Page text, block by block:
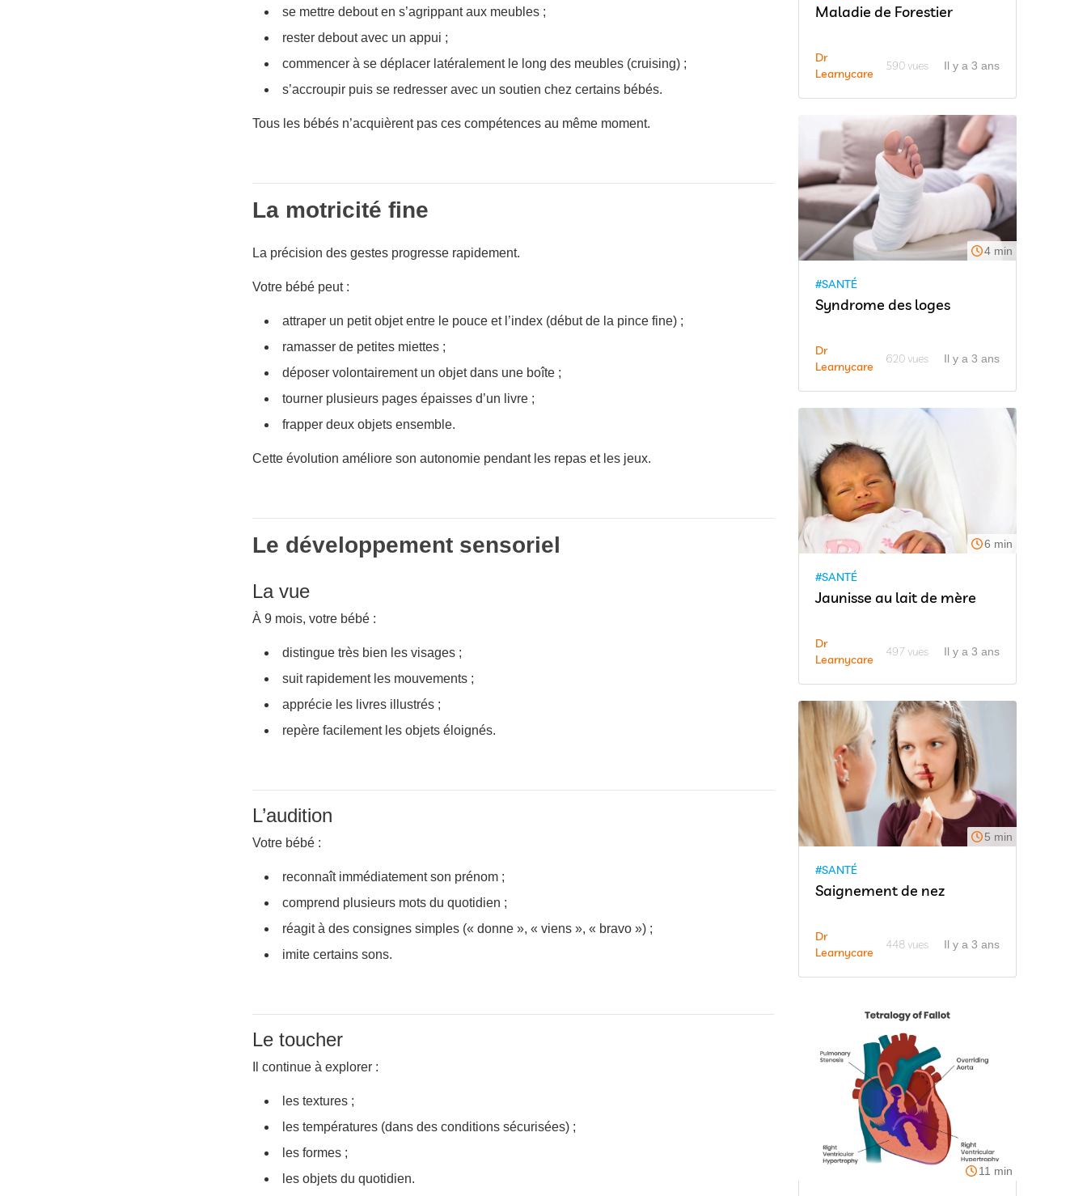
se mettre debout en s’agrippant aux meubles ;
rester debout avec un appui ;
commencer à se déplacer latéralement le long des meubles (cruising) ;
s’accroupir puis se redresser avec un soutien chez certains bébés.
Tous les bébés n’acquièrent pas ces compétences au même moment.
La motricité fine
La précision des gestes progresse rapidement.
Votre bébé peut :
attraper un petit objet entre le pouce et l’index (début de la pince fine) ;
ramasser de petites miettes ;
déposer volontairement un objet dans une boîte ;
tourner plusieurs pages épaisses d’un livre ;
frapper deux objets ensemble.
Cette évolution améliore son autonomie pendant les repas et les jeux.
Le développement sensoriel
La vue
À 9 mois, votre bébé :
distingue très bien les visages ;
suit rapidement les mouvements ;
apprécie les livres illustrés ;
repère facilement les objets éloignés.
L’audition
Votre bébé :
reconnaît immédiatement son prénom ;
comprend plusieurs mots du quotidien ;
réagit à des consignes simples (« donne », « viens », « bravo ») ;
imite certains sons.
Le toucher
Il continue à explorer :
les textures ;
les températures (dans des conditions sécurisées) ;
les formes ;
les objets du quotidien.
Maladie de Forestier
Dr
Learnycare
590 vues Il y a 3 ans
4 min
#SANTÉ
Syndrome des loges
Dr
Learnycare
620 vues Il y a 3 ans
6 min
#SANTÉ
Jaunisse au lait de mère
Dr
Learnycare
497 vues Il y a 3 ans
5 min
#SANTÉ
Saignement de nez
Dr
Learnycare
448 vues Il y a 3 ans
11 min